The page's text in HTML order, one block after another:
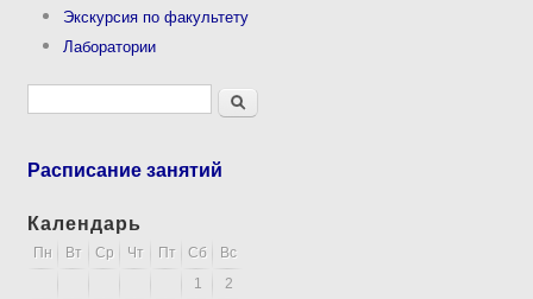
Экскурсия по факультету
Лаборатории
Форма поискаПоиск
Расписание занятий
Календарь
Пн Вт Ср Чт Пт Сб
Вс
1
2